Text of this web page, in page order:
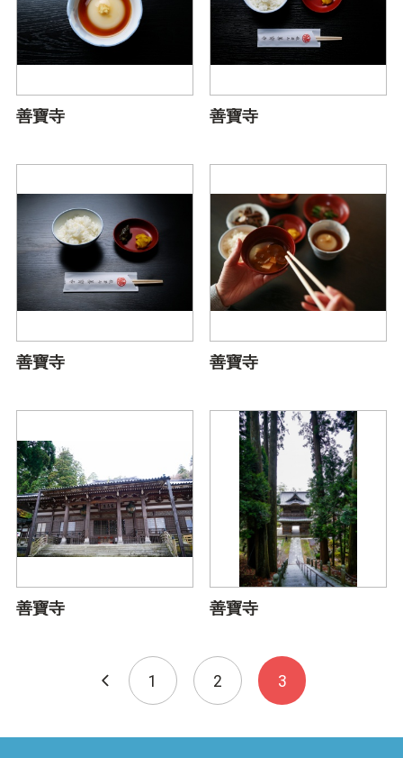
善寶寺 善寶寺
善寶寺 善寶寺
善寶寺 善寶寺
1 2 3